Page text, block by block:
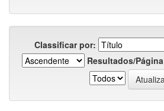
Classificar por:
Resultados/Página